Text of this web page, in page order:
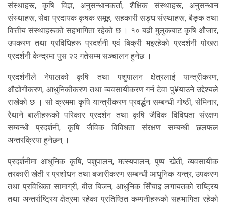
संस्थाहरू, कृषि विज्ञ, अनुसन्धानकर्ता, शैक्षिक संस्थाहरू, अनुसन्धान
संस्थाहरू, सेवा प्रदायक कृषक समूह, सहकारी सङ्घ संस्थाहरू, बैङ्क तथा
वित्तीय संस्थाहरूको सहभागिता रहेको छ । १० बढी मुलुकबाट कृषि ओैजार,
उपकरण तथा प्रविधिहरू प्रदर्शनी एवं बिक्री भइरहेको प्रदर्शनी पोखरा
प्रदर्शनी केन्द्रमा पुस २२ गतेसम्म सञ्चालन हुनेछ ।
प्रदर्शनीले नेपालको कृषि तथा पशुपालन क्षेत्रलाई यान्त्रीकरण,
औद्योगीकरण, आधुनिकीकरण तथा व्यवसायीकरण गर्न टेवा पु¥याउने उद्देश्यले
राखेको छ । सो क्रममा कृषि यान्त्रीकरण प्रवर्द्धन सम्बन्धी गोष्ठी, सेमिनार,
रैथाने बालीहरूको परिकार प्रदर्शन तथा कृषि जैविक विविधता संरक्षण
सम्बन्धी प्रदर्शनी, कृषि जैविक विविधता संरक्षण सम्बन्धी छलफल
अन्तरक्रिया हुनेछन् ।
प्रदर्शनीमा आधुनिक कृषि, पशुपालन, मत्स्यपालन, पुष्प खेती, व्यवसायीक
तरकारी खेती र प्रशोधन तथा बजारीकरण सम्बन्धी आधुनिक यन्त्र, उपकरण
तथा प्रविधिका सामाग्री, बीउ बिजन, आधुनिक सिँचाइ लगायतको राष्ट्रिय
तथा अन्तर्राष्ट्रिय क्षेत्रमा रहेका प्रतिष्ठित कम्पनीहरूको सहभागिता रहेको